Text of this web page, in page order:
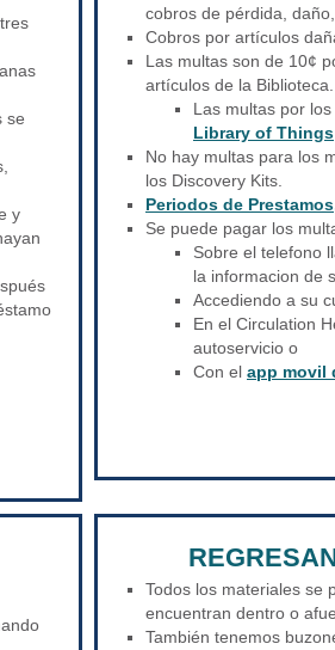
se
y
cobros de pérdida,
Cobros por artículos
Las multas son de 10¢
artículos de la Biblioteca.
Las multas por
Library of Things
No hay multas para los
los Discovery Kits.
Periodos de
Se puede pagar los
Sobre el telefono
la informacion de
Accediendo a su
En el Circulation
autoservicio o
Con el app movil
Todos los materiales se
encuentran dentro o
También tenemos